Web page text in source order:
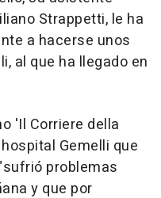
Strappetti, le ha
a hacerse unos
al que ha llegado en
'Il Corriere della
Gemelli que
problemas
y que por